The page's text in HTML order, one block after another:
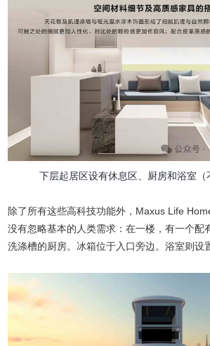
下层起居区设有休息区、厨房和浴室（
除了所有这些高科技功能外，Maxus Life
没有忽略基本的人类需求：在一楼，有一个配
洗涤槽的厨房。冰箱位于入口旁边。浴室则设